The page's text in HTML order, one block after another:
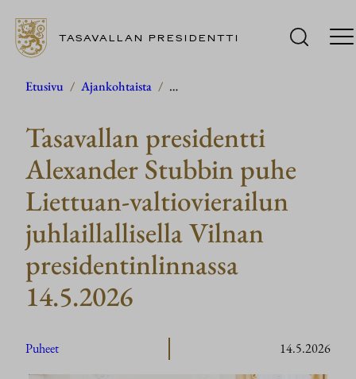
Siirry
TASAVALLAN PRESIDENTTI
Etusivu / Ajankohtaista / …
Tasavallan presidentti
Alexander Stubbin puhe
Liettuan-valtiovierailun
juhlaillallisella Vilnan
presidentinlinnassa
14.5.2026
Puheet 14.5.2026